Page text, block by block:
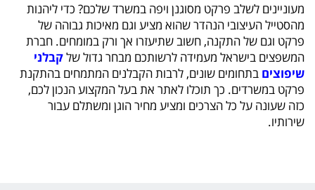
מעוניינים לשלב פרקט מסוגנן ויפה במשרד שלכם? כדי ליהנות
מהסטייל העיצובי הנהדר שהוא מציע וגם מאיכות גבוהה של
פרקט וגם של התקנה, חשוב שתיעזרו אך ורק במומחים. חברת
המשפצים בישראל מעמידה לרשותכם מבחר גדול שלקבלני
שיפוצים בתחומים שונים, לרבות הקבלנים המתמחים בהתקנת
פרקט במשרדים. כך תוכלו לאתר את בעל המקצוע הנכון לכם,
כזה שעונה על כל הצרכים ומציע מחיר הוגן ומשתלם עבור
שירותיו.